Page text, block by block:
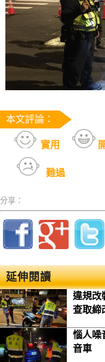
本文評論：
實用
難過
分享：
延伸閱讀
違規改
查取締
惱人噪
音車